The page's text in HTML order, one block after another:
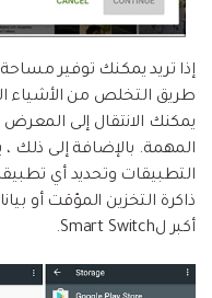
طريق التخلص من الأشياء
يمكنك الانتقال إلى
المهمة. بالإضافة إلى ذلك ،
التطبيقات وتحديد أي
ذاكرة التخزين المؤقت أو
أكبر لSmart Switch.